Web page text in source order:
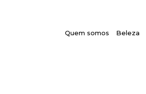
Quem somos Beleza